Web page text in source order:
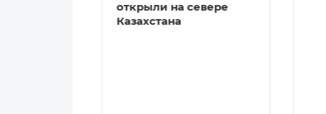
открыли на севере
Казахстана